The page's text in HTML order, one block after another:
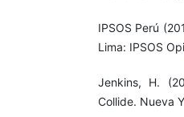
IPSOS Perú
Lima: IPSOS
Jenkins, H.
Collide. Nueva